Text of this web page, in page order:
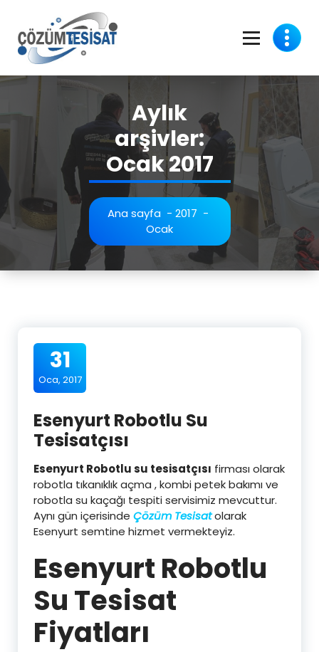
Aylık
arşivler:
Ocak 2017
Ana sayfa - 2017 -
Ocak
31
Oca, 2017
Esenyurt Robotlu Su
Tesisatçısı
Esenyurt Robotlu su tesisatçısı firması olarak
robotla tıkanıklık açma , kombi petek bakımı ve
robotla su kaçağı tespiti servisimiz mevcuttur.
Aynı gün içerisinde Çözüm Tesisatolarak
Esenyurt semtine hizmet vermekteyiz.
Esenyurt Robotlu
Su Tesisat
Fiyatları